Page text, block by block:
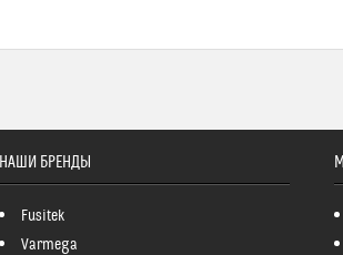
НАШИ БРЕНДЫ
Fusitek
Varmega